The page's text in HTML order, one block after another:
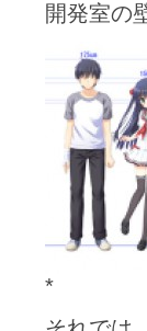
開発室の
*